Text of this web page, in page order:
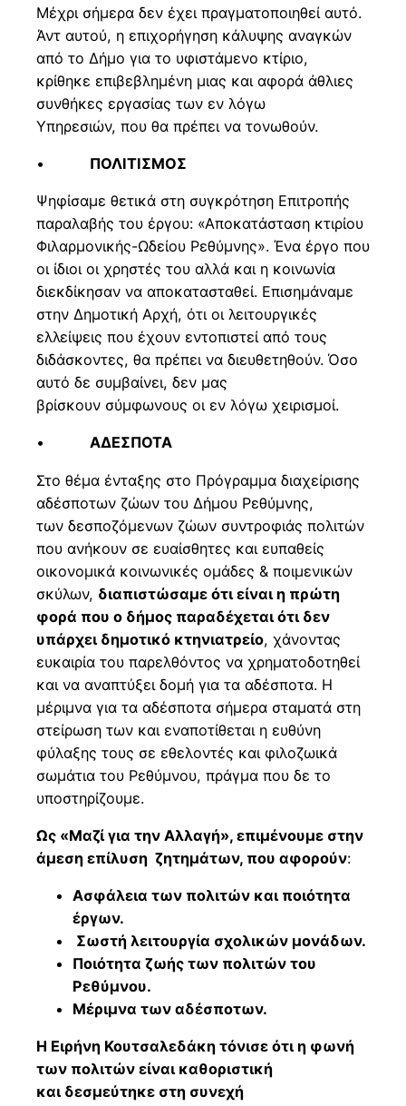
Μέχρι σήμερα δεν έχει πραγματοποιηθεί αυτό.
Άντ αυτού, η επιχορήγηση κάλυψης αναγκών
από το Δήμο για το υφιστάμενο κτίριο,
κρίθηκε επιβεβλημένη μιας και αφορά άθλιες
συνθήκες εργασίας των εν λόγω
Υπηρεσιών, που θα πρέπει να τονωθούν.
• ΠΟΛΙΤΙΣΜΟΣ
Ψηφίσαμε θετικά στη συγκρότηση Επιτροπής
παραλαβής του έργου: «Αποκατάσταση κτιρίου
Φιλαρμονικής-Ωδείου Ρεθύμνης». Ένα έργο που
οι ίδιοι οι χρηστές του αλλά και η κοινωνία
διεκδίκησαν να αποκατασταθεί. Επισημάναμε
στην Δημοτική Αρχή, ότι οι λειτουργικές
ελλείψεις που έχουν εντοπιστεί από τους
διδάσκοντες, θα πρέπει να διευθετηθούν. Όσο
αυτό δε συμβαίνει, δεν μας
βρίσκουν σύμφωνους οι εν λόγω χειρισμοί.
• ΑΔΕΣΠΟΤΑ
Στο θέμα ένταξης στο Πρόγραμμα διαχείρισης
αδέσποτων ζώων του Δήμου Ρεθύμνης,
των δεσποζόμενων ζώων συντροφιάς πολιτών
που ανήκουν σε ευαίσθητες και ευπαθείς
οικονομικά κοινωνικές ομάδες & ποιμενικών
σκύλων, διαπιστώσαμε ότι είναι η πρώτη
φορά που ο δήμος παραδέχεται ότι δεν
υπάρχει δημοτικό κτηνιατρείο, χάνοντας
ευκαιρία του παρελθόντος να χρηματοδοτηθεί
και να αναπτύξει δομή για τα αδέσποτα. Η
μέριμνα για τα αδέσποτα σήμερα σταματά στη
στείρωση των και εναποτίθεται η ευθύνη
φύλαξης τους σε εθελοντές και φιλοζωικά
σωμάτια του Ρεθύμνου, πράγμα που δε το
υποστηρίζουμε.
Ως «Μαζί για την Αλλαγή», επιμένουμε στην
άμεση επίλυση ζητημάτων, που αφορούν:
Ασφάλεια των πολιτών και ποιότητα
έργων.
Σωστή λειτουργία σχολικών μονάδων.
Ποιότητα ζωής των πολιτών του
Ρεθύμνου.
Μέριμνα των αδέσποτων.
Η Ειρήνη Κουτσαλεδάκη τόνισε ότι η φωνή
των πολιτών είναι καθοριστική
και δεσμεύτηκε στη συνεχή